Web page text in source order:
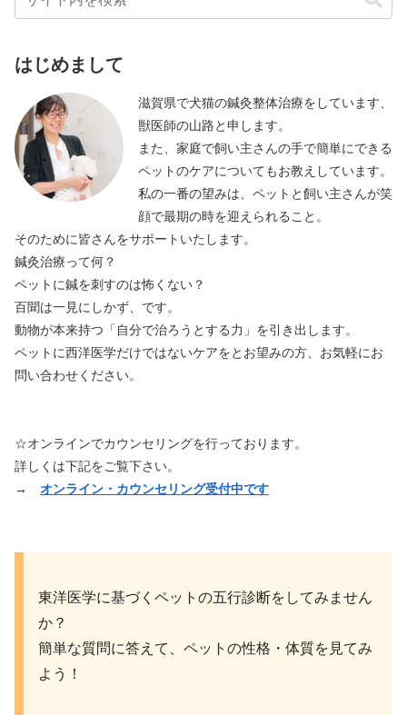
はじめまして
滋賀県で犬猫の鍼灸整体治療をしています、
獣医師の山路と申します。
また、家庭で飼い主さんの手で簡単にできる
ペットのケアについてもお教えしています。
私の一番の望みは、ペットと飼い主さんが笑
顔で最期の時を迎えられること。
そのために皆さんをサポートいたします。
鍼灸治療って何？
ペットに鍼を刺すのは怖くない？
百聞は一見にしかず、です。
動物が本来持つ「自分で治ろうとする力」を引き出します。
ペットに西洋医学だけではないケアをとお望みの方、お気軽にお
問い合わせください。
☆オンラインでカウンセリングを行っております。
詳しくは下記をご覧下さい。
→ オンライン・カウンセリング受付中です
東洋医学に基づくペットの五行診断をしてみません
か？
簡単な質問に答えて、ペットの性格・体質を見てみ
よう！